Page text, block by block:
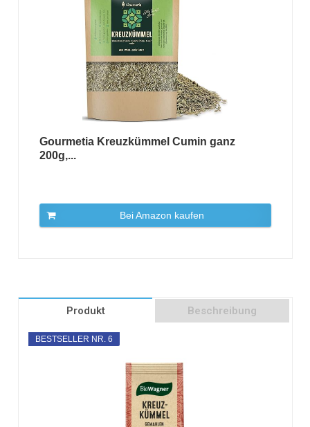
Gourmetia Kreuzkümmel Cumin ganz
200g,...
Bei Amazon kaufen
Produkt Beschreibung
BESTSELLER NR. 6